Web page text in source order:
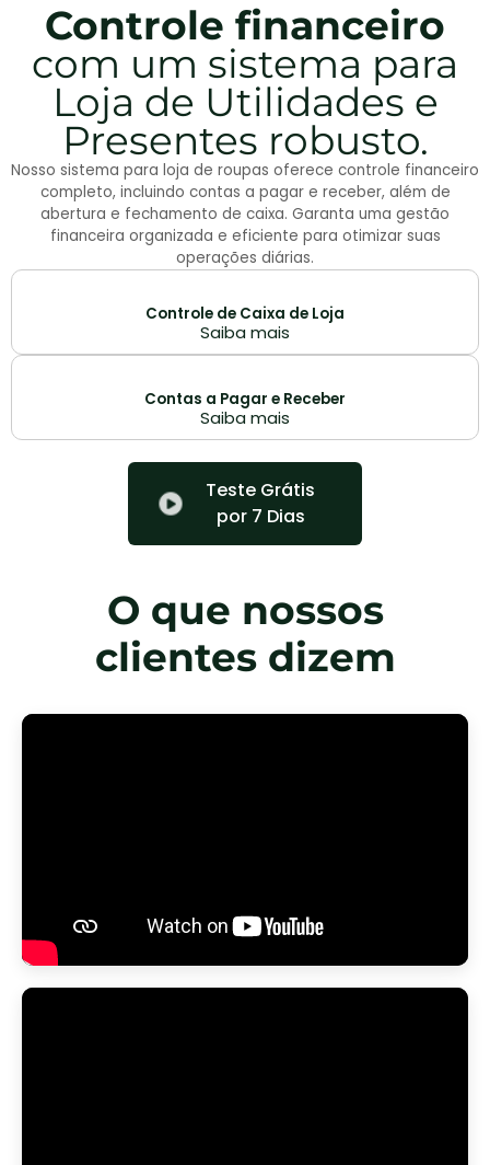
Controle financeiro
com um sistema para
Loja de Utilidades e
Presentes robusto.
Nosso sistema para loja de roupas oferece controle financeiro
completo, incluindo contas a pagar e receber, além de
abertura e fechamento de caixa. Garanta uma gestão
financeira organizada e eficiente para otimizar suas
operações diárias.
Controle de Caixa de Loja
Saiba mais
Contas a Pagar e Receber
Saiba mais
Teste Grátis
por 7 Dias
O que nossos
clientes dizem